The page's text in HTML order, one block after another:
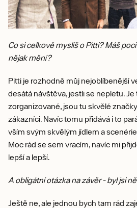
Co si celkově myslíš o Pitti? Máš
nějak mění?
Pitti je rozhodně můj nejoblíbenější
desátá návštěva, jestli se nepletu. Je
zorganizované, jsou tu skvělé
zákazníci. Navíc tomu přidává i to
vším svým skvělým jídlem a
Moc rád se sem vracím, navíc mi
lepší a lepší.
A obligátní otázka na závěr - byl jsi
Ještě ne, ale jednou bych tam rád